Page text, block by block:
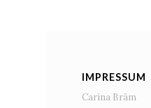
IMPRESSUM
Carina Bräm